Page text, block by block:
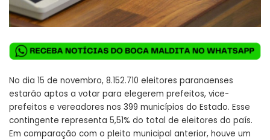
No dia 15 de novembro, 8.152.710 eleitores paranaenses
estarão aptos a votar para elegerem prefeitos, vice-
prefeitos e vereadores nos 399 municípios do Estado. Esse
contingente representa 5,51% do total de eleitores do país.
Em comparação com o pleito municipal anterior, houve um